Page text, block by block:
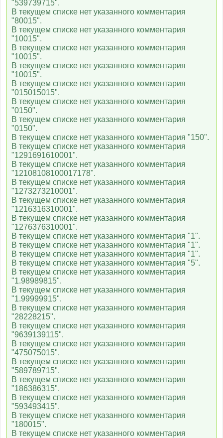
"539739715".
В текущем списке нет указанного комментария
"80015".
В текущем списке нет указанного комментария
"10015".
В текущем списке нет указанного комментария
"10015".
В текущем списке нет указанного комментария
"10015".
В текущем списке нет указанного комментария
"015015015".
В текущем списке нет указанного комментария
"0150".
В текущем списке нет указанного комментария
"0150".
В текущем списке нет указанного комментария "150".
В текущем списке нет указанного комментария
"1291691610001".
В текущем списке нет указанного комментария
"12108108100017178".
В текущем списке нет указанного комментария
"1273273210001".
В текущем списке нет указанного комментария
"1216316310001".
В текущем списке нет указанного комментария
"1276376310001".
В текущем списке нет указанного комментария "1".
В текущем списке нет указанного комментария "1".
В текущем списке нет указанного комментария "1".
В текущем списке нет указанного комментария "5".
В текущем списке нет указанного комментария
"1.98989815".
В текущем списке нет указанного комментария
"1.99999915".
В текущем списке нет указанного комментария
"28228215".
В текущем списке нет указанного комментария
"9639139115".
В текущем списке нет указанного комментария
"475075015".
В текущем списке нет указанного комментария
"589789715".
В текущем списке нет указанного комментария
"186386315".
В текущем списке нет указанного комментария
"593493415".
В текущем списке нет указанного комментария
"180015".
В текущем списке нет указанного комментария